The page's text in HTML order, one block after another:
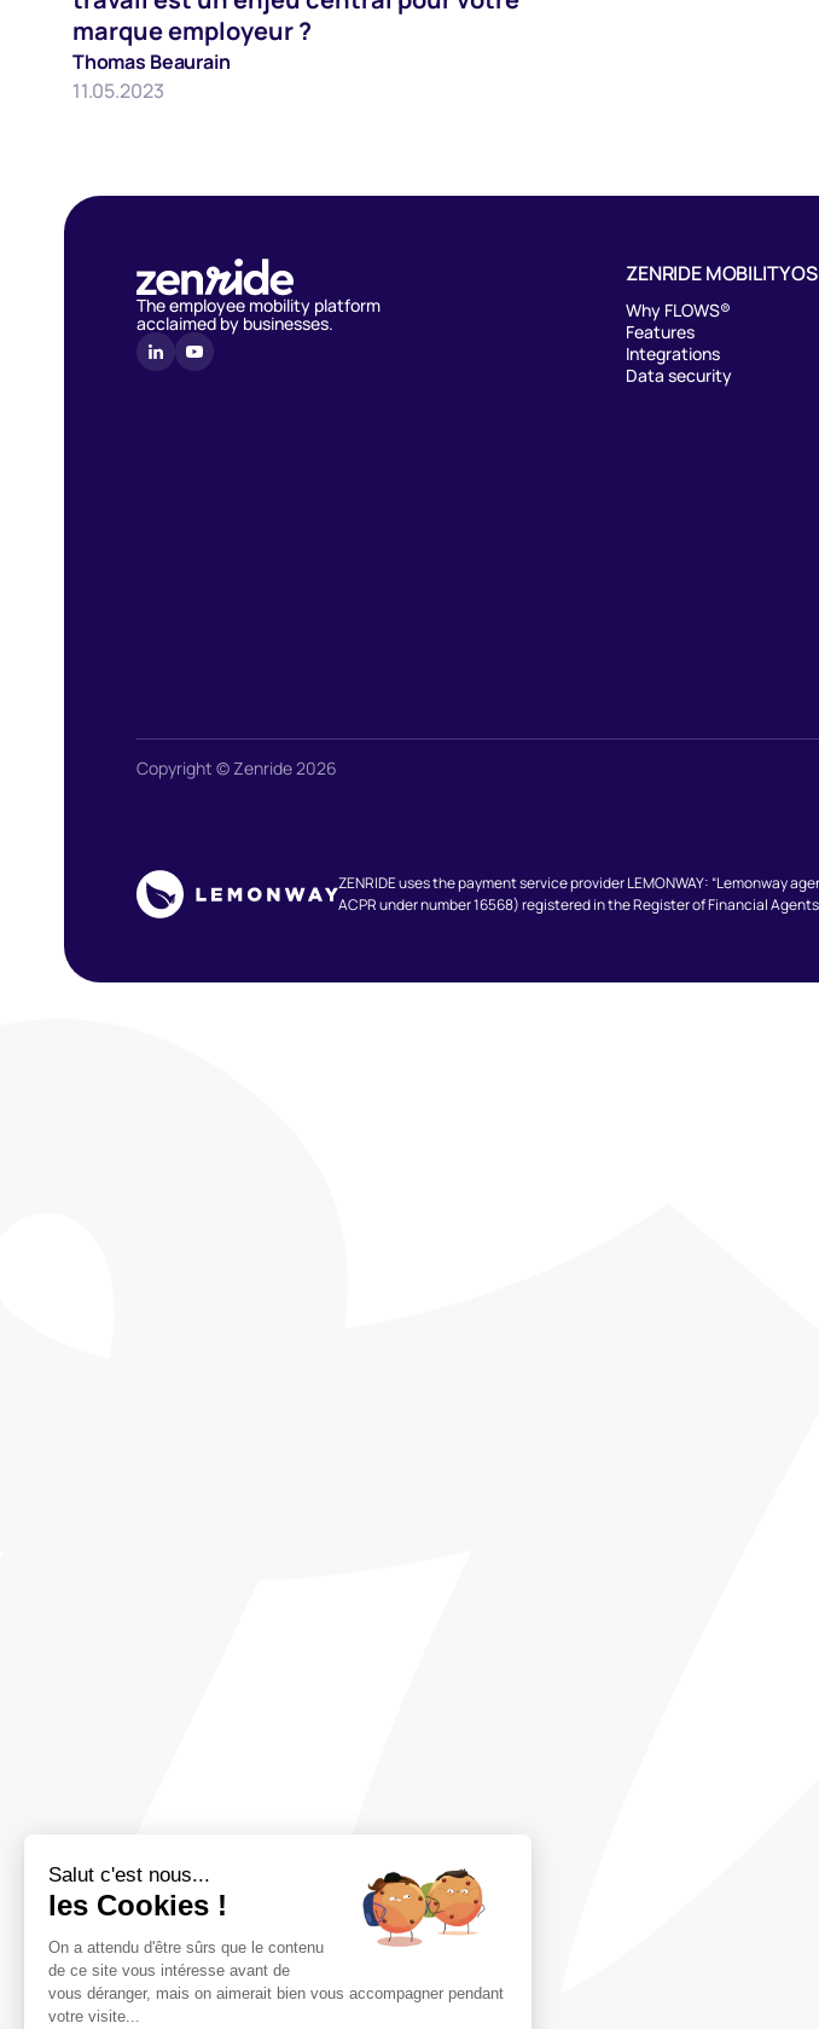
marque employeur ?
Thomas Beaurain
11.05.2023
The employee mobility platform
acclaimed by businesses.
ZENRIDE MOBILITY OS
Why FLOWS®
Features
Integrations
Data security
Copyright © Zenride 2026
ZENRIDE uses the payment service provider LEMONWAY: “Lemonway
ACPR under number 16568) registered in the Register of Financial
Salut c'est nous...
les Cookies !
On a attendu d'être sûrs que le contenu
de ce site vous intéresse avant de
vous déranger, mais on aimerait bien vous accompagner pendant
votre visite...